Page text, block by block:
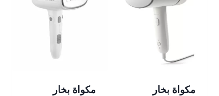
مكواة بخار
مكواة بخار